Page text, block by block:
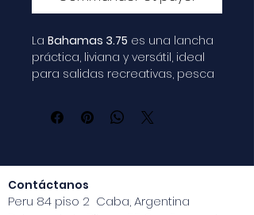
La Bahamas 3.75 es una lancha
práctica, liviana y versátil, ideal
para salidas recreativas, pesca
Por su tamaño compacto, es
fácil de transportar, botar y
simple, funcional y cómoda
para disfrutar el agua.
Contáctanos
Peru 84 piso 2 Caba, Argentina